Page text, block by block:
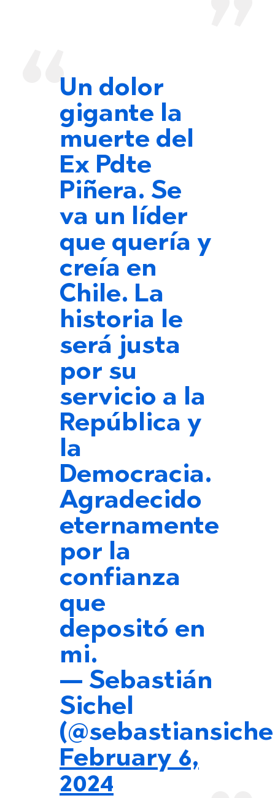
Un dolor
gigante la
muerte del
Ex Pdte
Piñera. Se
va un líder
que quería y
creía en
Chile. La
historia le
será justa
por su
servicio a la
República y
la
Democracia.
Agradecido
eternamente
por la
confianza
que
depositó en
mi.
— Sebastián
Sichel
February 6,
2024